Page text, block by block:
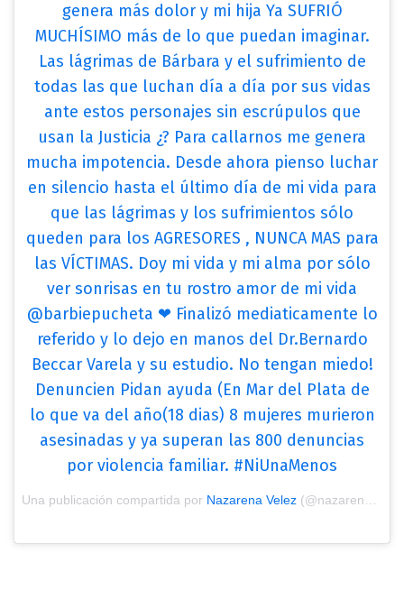
genera más dolor y mi hija Ya SUFRIÓ
MUCHÍSIMO más de lo que puedan imaginar.
Las lágrimas de Bárbara y el sufrimiento de
todas las que luchan día a día por sus vidas
ante estos personajes sin escrúpulos que
usan la Justicia ¿? Para callarnos me genera
mucha impotencia. Desde ahora pienso luchar
en silencio hasta el último día de mi vida para
que las lágrimas y los sufrimientos sólo
queden para los AGRESORES , NUNCA MAS para
las VÍCTIMAS. Doy mi vida y mi alma por sólo
ver sonrisas en tu rostro amor de mi vida
@barbiepucheta ❤ Finalizó mediaticamente lo
referido y lo dejo en manos del Dr.Bernardo
Beccar Varela y su estudio. No tengan miedo!
Denuncien Pidan ayuda (En Mar del Plata de
lo que va del año(18 dias) 8 mujeres murieron
asesinadas y ya superan las 800 denuncias
por violencia familiar. #NiUnaMenos
Una publicación compartida por Nazarena Velez (@nazarenavelez) el